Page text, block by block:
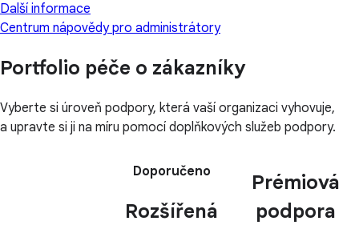
Další informace
Centrum nápovědy pro administrátory
Portfolio péče o zákazníky
Vyberte si úroveň podpory, která vaší organizaci vyhovuje,
a upravte si ji na míru pomocí doplňkových služeb podpory.
Doporučeno
Rozšířená
Prémiová
podpora